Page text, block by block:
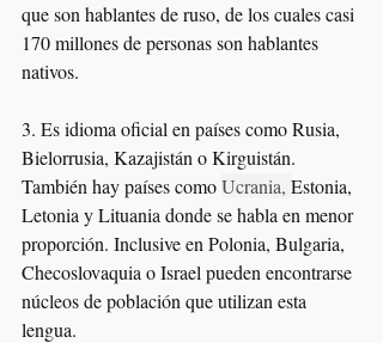
que son hablantes de ruso, de los cuales casi
170 millones de personas son hablantes
nativos.
3. Es idioma oficial en países como Rusia,
Bielorrusia, Kazajistán o Kirguistán.
También hay países como Ucrania, Estonia,
Letonia y Lituania donde se habla en menor
proporción. Inclusive en Polonia, Bulgaria,
Checoslovaquia o Israel pueden encontrarse
núcleos de población que utilizan esta
lengua.